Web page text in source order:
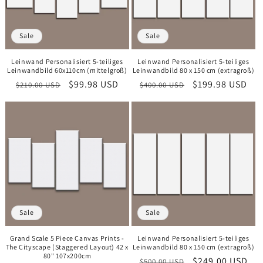
Sale
Leinwand Personalisiert 5-teiliges
Leinwandbild 60x110cm (mittelgroß)
Normaler
Preis
$210.00 USD Verkaufspreis
$99.98 USD
Sale
Leinwand Personalisiert 5-teiliges
Leinwandbild 80 x 150 cm (extragroß)
Normaler
Preis
$400.00 USD Verkaufspreis
$199.98 USD
Sale
Grand Scale 5 Piece Canvas Prints -
The Cityscape (Staggered Layout) 42 x
80" 107x200cm
Sale
Leinwand Personalisiert 5-teiliges
Leinwandbild 80 x 150 cm (extragroß)